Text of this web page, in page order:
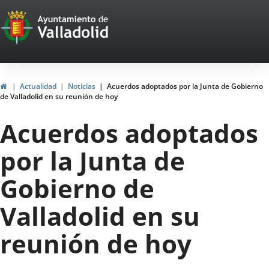
Portal
Web
del
Ayuntamiento
de
Valladolid
HomeActualidad Noticias
Acuerdos adoptados por la Junta de Gobierno
de Valladolid en su reunión de hoy
Acuerdos adoptados
por la Junta de
Gobierno de
Valladolid en su
reunión de hoy